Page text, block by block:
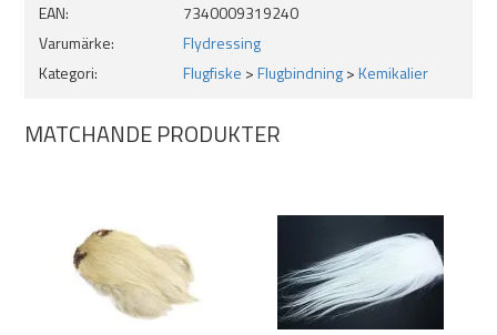
EAN:
7340009319240
Varumärke:
Flydressing
Kategori:
Flugfiske >Flugbindning>Kemikalier
MATCHANDE PRODUKTER